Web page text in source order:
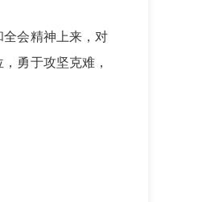
会精神上来，对
勇于攻坚克难，